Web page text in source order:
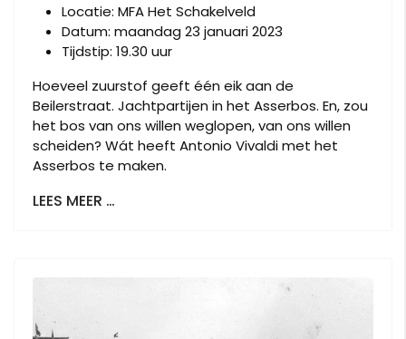
Locatie: MFA Het Schakelveld
Datum: maandag 23 januari 2023
Tijdstip: 19.30 uur
Hoeveel zuurstof geeft één eik aan de
Beilerstraat. Jachtpartijen in het Asserbos. En, zou
het bos van ons willen weglopen, van ons willen
scheiden? Wát heeft Antonio Vivaldi met het
Asserbos te maken.
LEES MEER …